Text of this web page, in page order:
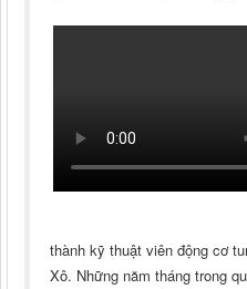
thành kỹ thuật viên động cơ
Xô. Những năm tháng trong